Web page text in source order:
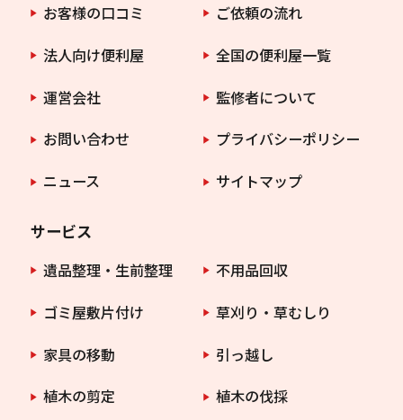
お客様の口コミ
ご依頼の流れ
法人向け便利屋
全国の便利屋一覧
運営会社
監修者について
お問い合わせ
プライバシーポリシー
ニュース
サイトマップ
サービス
遺品整理・生前整理
不用品回収
ゴミ屋敷片付け
草刈り・草むしり
家具の移動
引っ越し
植木の剪定
植木の伐採